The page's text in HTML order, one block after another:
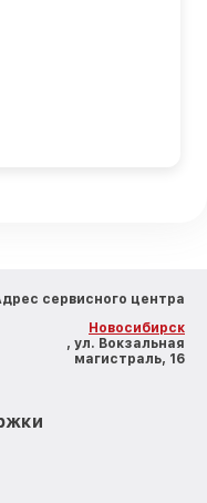
сервисного центра
Новосибирск
, ул. Вокзальная
магистраль, 16